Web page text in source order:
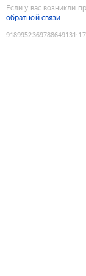
Если у вас возникли
обратной связи
9189952369788649131 :